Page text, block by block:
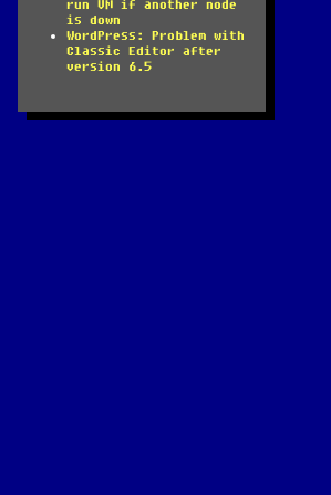
run VM if another node
is down
WordPress: Problem with
Classic Editor after
version 6.5